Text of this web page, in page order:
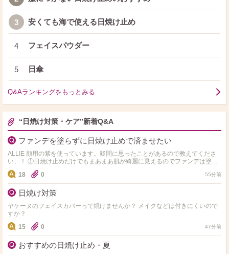
3 安くても海で使える日焼け止め
4 フェイスパウダー
5 日傘
Q&Aランキングをもっとみる
“日焼け対策・ケア”新着Q&A
ファンデを塗らずに日焼け止めで済ませたい
ALLIE 顔用の紫を使っています。疑問に思ったことがあるので教えてくださ
い、！ ①日焼け止めだけでもまあまあ肌が綺麗に見えるのでファンデは塗ら
なくていいやーと思うけど目立つシミやくまは隠し…
18 0 55分前
日焼け対策
ヤケーヌのフェイスカバーって焼けませんか？ メイクなどは付きにくいので
すか？
15
0 47分前
おすすめの日焼け止め・夏